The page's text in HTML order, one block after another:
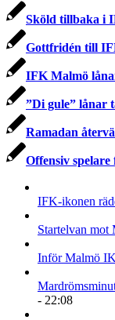
Sköld tillbaka i
Gottfridén till
IFK Malmö
”Di gule” lånar
Ramadan
Offensiv
IFK-ikonen
Startelvan mot
Inför Malmö
- 22:08